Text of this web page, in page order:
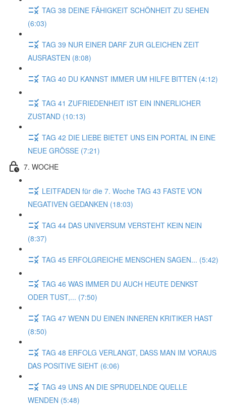
TAG 38 DEINE FÄHIGKEIT SCHÖNHEIT ZU SEHEN
(6:03)
TAG 39 NUR EINER DARF ZUR GLEICHEN ZEIT
AUSRASTEN (8:08)
TAG 40 DU KANNST IMMER UM HILFE BITTEN (4:12)
TAG 41 ZUFRIEDENHEIT IST EIN INNERLICHER
ZUSTAND (10:13)
TAG 42 DIE LIEBE BIETET UNS EIN PORTAL IN EINE
NEUE GRÖSSE (7:21)
7. WOCHE
LEITFADEN für die 7. Woche TAG 43 FASTE VON
NEGATIVEN GEDANKEN (18:03)
TAG 44 DAS UNIVERSUM VERSTEHT KEIN NEIN
(8:37)
TAG 45 ERFOLGREICHE MENSCHEN SAGEN... (5:42)
TAG 46 WAS IMMER DU AUCH HEUTE DENKST
ODER TUST,... (7:50)
TAG 47 WENN DU EINEN INNEREN KRITIKER HAST
(8:50)
TAG 48 ERFOLG VERLANGT, DASS MAN IM VORAUS
DAS POSITIVE SIEHT (6:06)
TAG 49 UNS AN DIE SPRUDELNDE QUELLE
WENDEN (5:48)